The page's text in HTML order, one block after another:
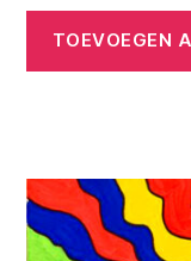
TOEVOEGEN